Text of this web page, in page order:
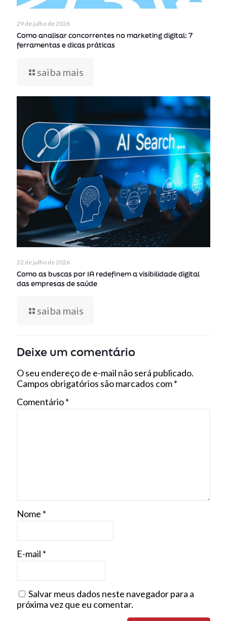
29 de julho de 2026
Como analisar concorrentes no marketing digital: 7
ferramentas e dicas práticas
saiba mais
22 de julho de 2026
Como as buscas por IA redefinem a visibilidade digital
das empresas de saúde
saiba mais
Deixe um comentário
O seu endereço de e-mail não será publicado.
Campos obrigatórios são marcados com*
Comentário*
Nome *
E-mail *
Salvar meus dados neste navegador para a
próxima vez que eu comentar.